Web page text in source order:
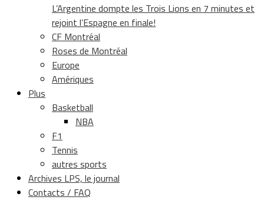
L’Argentine dompte les Trois Lions en 7 minutes et
rejoint l’Espagne en finale!
CF Montréal
Roses de Montréal
Europe
Amériques
Plus
Basketball
NBA
F1
Tennis
autres sports
Archives LPS, le journal
Contacts / FAQ